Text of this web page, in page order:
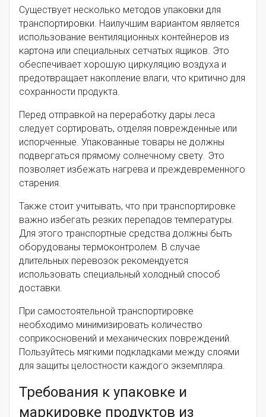
Существует несколько методов упаковки для
транспортировки. Наилучшим вариантом является
использование вентиляционных контейнеров из
картона или специальных сетчатых ящиков. Это
обеспечивает хорошую циркуляцию воздуха и
предотвращает накопление влаги, что критично для
сохранности продукта.
Перед отправкой на переработку дары леса
следует сортировать, отделяя поврежденные или
испорченные. Упакованные товары не должны
подвергаться прямому солнечному свету. Это
позволяет избежать нагрева и преждевременного
старения.
Также стоит учитывать, что при транспортировке
важно избегать резких перепадов температуры.
Для этого транспортные средства должны быть
оборудованы термоконтролем. В случае
длительных перевозок рекомендуется
использовать специальный холодный способ
доставки.
При самостоятельной транспортировке
необходимо минимизировать количество
соприкосновений и механических повреждений.
Пользуйтесь мягкими подкладками между слоями
для защиты целостности каждого экземпляра.
Требования к упаковке и
маркировке продуктов из